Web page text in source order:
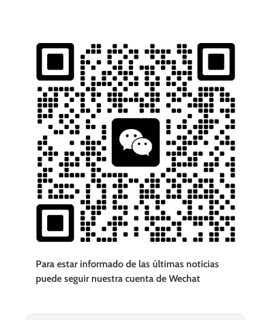
Para estar informado de las últimas noticias
puede seguir nuestra cuenta de Wechat